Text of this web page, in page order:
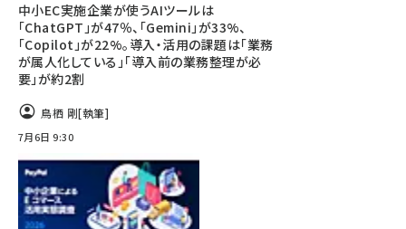
中小EC実施企業が使うAIツールは
「ChatGPT」が47％、「Gemini」が33%、
「Copilot」が22%。導入・活用の課題は「業務
が属人化している」「導入前の業務整理が必
要」が約2割
鳥栖 剛[執筆]
7月6日 9:30